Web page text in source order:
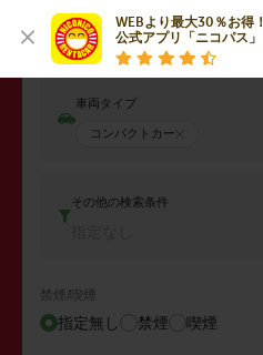
WEBより最大30％お得！
公式アプリ「ニコパス」
返却日時
2026年08月07日 (金) 14:00
車両タイプ
コンパクトカー
その他の検索条件
禁煙/喫煙
指定無し 禁煙 喫煙